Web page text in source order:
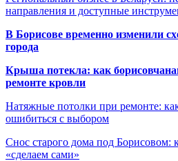
направления и доступные
В Борисове временно изменили
города
Крыша потекла: как
ремонте кровли
Натяжные потолки при ремонте:
ошибиться с выбором
Снос старого дома под Борисовом:
«сделаем сами»